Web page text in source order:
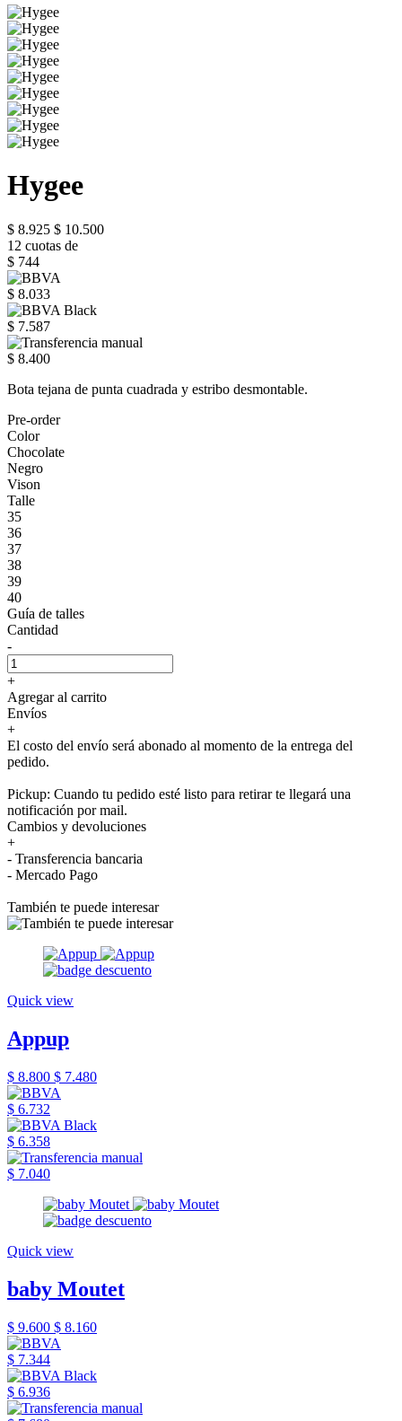
Hygee
$ 8.925 $ 10.500
12 cuotas de
$ 744
$ 8.033
$ 7.587
$ 8.400
Bota tejana de punta cuadrada y estribo desmontable.
Pre-order
Color
Chocolate
Negro
Vison
Talle
35
36
37
38
39
40
Guía de talles
Cantidad
-
+
Agregar al carrito
Envíos
+
El costo del envío será abonado al momento de la entrega del
pedido.
Pickup: Cuando tu pedido esté listo para retirar te llegará una
notificación por mail.
Cambios y devoluciones
+
- Transferencia bancaria
- Mercado Pago
También te puede interesar
Quick view
Appup
$ 8.800 $ 7.480
$ 6.732
$ 6.358
$ 7.040
Quick view
baby Moutet
$ 9.600 $ 8.160
$ 7.344
$ 6.936